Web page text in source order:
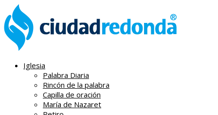
Iglesia
Palabra Diaria
Rincón de la palabra
Capilla de oración
María de Nazaret